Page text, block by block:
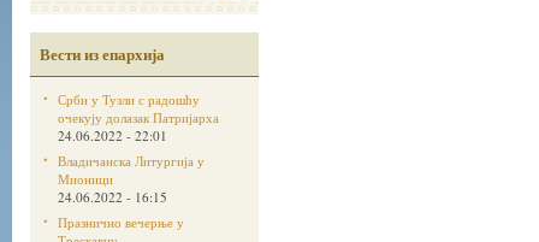
Вести из епархија
Срби у Тузли с радошћу
очекују долазак Патријарха
24.06.2022 - 22:01
Владичанска Литургија у
Мионици
24.06.2022 - 16:15
Празнично вечерње у